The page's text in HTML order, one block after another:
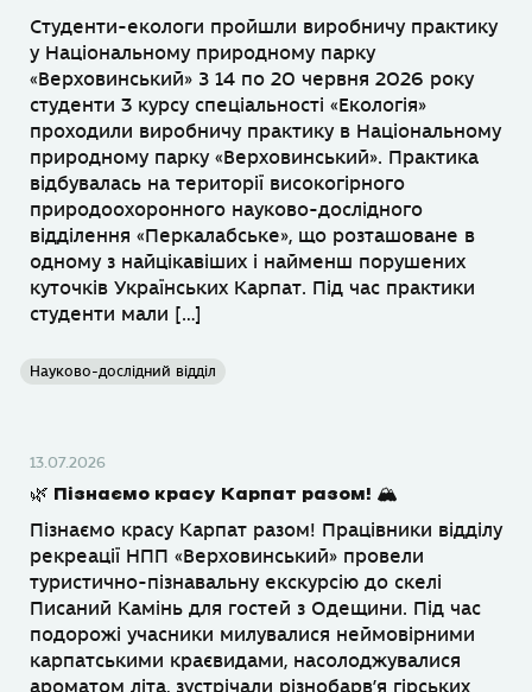
Студенти-екологи пройшли виробничу практику
у Національному природному парку
«Верховинський» З 14 по 20 червня 2026 року
студенти 3 курсу спеціальності «Екологія»
проходили виробничу практику в Національному
природному парку «Верховинський». Практика
відбувалась на території високогірного
природоохоронного науково-дослідного
відділення «Перкалабське», що розташоване в
одному з найцікавіших і найменш порушених
куточків Українських Карпат. Під час практики
студенти мали […]
Науково-дослідний відділ
13.07.2026
🌿 Пізнаємо красу Карпат разом! 🏔
Пізнаємо красу Карпат разом! Працівники відділу
рекреації НПП «Верховинський» провели
туристично-пізнавальну екскурсію до скелі
Писаний Камінь для гостей з Одещини. Під час
подорожі учасники милувалися неймовірними
карпатськими краєвидами, насолоджувалися
ароматом літа, зустрічали різнобарв’я гірських